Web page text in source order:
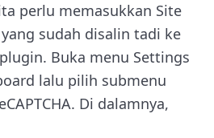
perlu memasukkan Site
yang sudah disalin tadi ke
Buka menu Settings
lalu pilih submenu
Di dalamnya,